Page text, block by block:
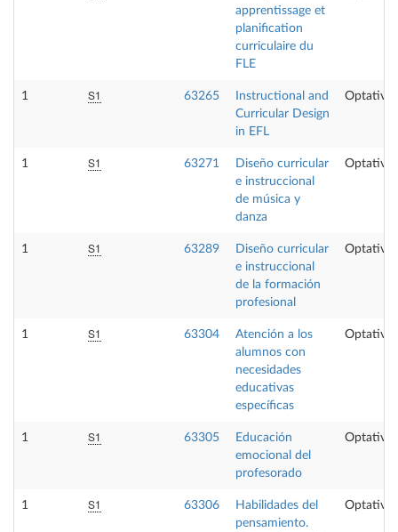
apprentissage et
planification
curriculaire du
FLE
1 S1 63265
Instructional and
Curricular Design
in EFL
Optativa
1 S1 63271
Diseño curricular
e instruccional
de música y
danza
Optativa
1 S1 63289
Diseño curricular
e instruccional
de la formación
profesional
Optativa
1 S1 63304
Atención a los
alumnos con
necesidades
educativas
específicas
Optativa
1 S1 63305
Educación
emocional del
profesorado
Optativa
1 S1 63306
Habilidades del
pensamiento.
Optativa